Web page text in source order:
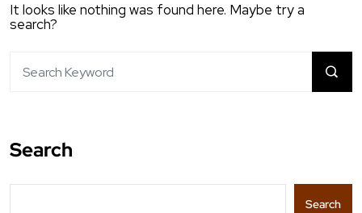
It looks like nothing was found here. Maybe try a
search?
Search
Search